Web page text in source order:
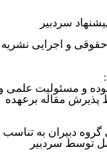
سردبیر
حقوقی و اجرایی نشریه
و مسئولیت علمی و
مقاله برعهده
دبیران به تناسب
توسط سردبیر